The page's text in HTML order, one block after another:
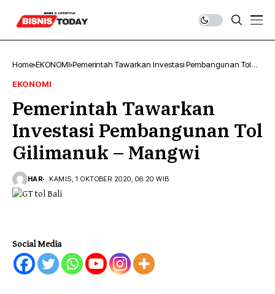
Home EKONOMI Pemerintah Tawarkan Investasi Pembangunan Tol
EKONOMI
Pemerintah Tawarkan
Investasi Pembangunan Tol
Gilimanuk – Mangwi
HAR KAMIS, 1 OKTOBER 2020, 06:20 WIB
Social Media